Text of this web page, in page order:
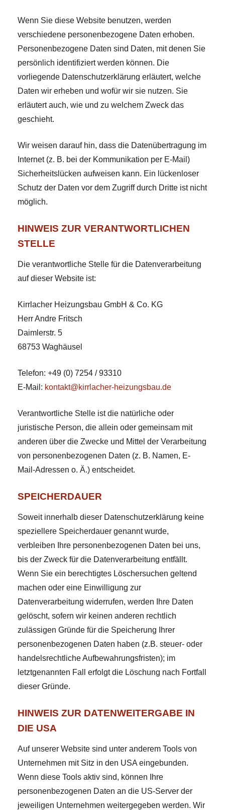
Wenn Sie diese Website benutzen, werden
verschiedene personenbezogene Daten erhoben.
Personenbezogene Daten sind Daten, mit denen Sie
persönlich identifiziert werden können. Die
vorliegende Datenschutzerklärung erläutert, welche
Daten wir erheben und wofür wir sie nutzen. Sie
erläutert auch, wie und zu welchem Zweck das
geschieht.
Wir weisen darauf hin, dass die Datenübertragung im
Internet (z. B. bei der Kommunikation per E-Mail)
Sicherheitslücken aufweisen kann. Ein lückenloser
Schutz der Daten vor dem Zugriff durch Dritte ist nicht
möglich.
HINWEIS ZUR VERANTWORTLICHEN
STELLE
Die verantwortliche Stelle für die Datenverarbeitung
auf dieser Website ist:
Kirrlacher Heizungsbau GmbH & Co. KG
Herr Andre Fritsch
Daimlerstr. 5
68753 Waghäusel
Telefon: +49 (0) 7254 / 93310
E-Mail: kontakt@kirrlacher-heizungsbau.de
Verantwortliche Stelle ist die natürliche oder
juristische Person, die allein oder gemeinsam mit
anderen über die Zwecke und Mittel der Verarbeitung
von personenbezogenen Daten (z. B. Namen, E-
Mail-Adressen o. Ä.) entscheidet.
SPEICHERDAUER
Soweit innerhalb dieser Datenschutzerklärung keine
speziellere Speicherdauer genannt wurde,
verbleiben Ihre personenbezogenen Daten bei uns,
bis der Zweck für die Datenverarbeitung entfällt.
Wenn Sie ein berechtigtes Löschersuchen geltend
machen oder eine Einwilligung zur
Datenverarbeitung widerrufen, werden Ihre Daten
gelöscht, sofern wir keinen anderen rechtlich
zulässigen Gründe für die Speicherung Ihrer
personenbezogenen Daten haben (z.B. steuer- oder
handelsrechtliche Aufbewahrungsfristen); im
letztgenannten Fall erfolgt die Löschung nach Fortfall
dieser Gründe.
HINWEIS ZUR DATENWEITERGABE IN
DIE USA
Auf unserer Website sind unter anderem Tools von
Unternehmen mit Sitz in den USA eingebunden.
Wenn diese Tools aktiv sind, können Ihre
personenbezogenen Daten an die US-Server der
jeweiligen Unternehmen weitergegeben werden. Wir